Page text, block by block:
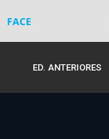
FACE
ED. ANTERIORES